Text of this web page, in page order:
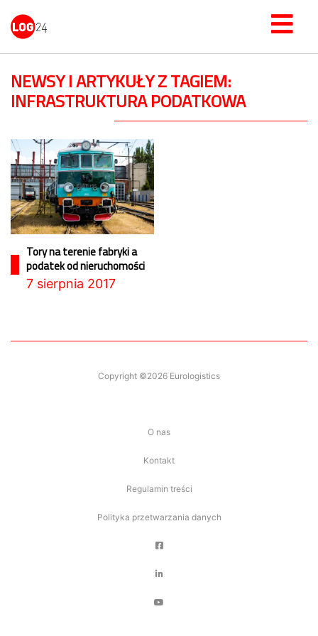
NEWSY I ARTYKUŁY Z TAGIEM:
INFRASTRUKTURA PODATKOWA
Tory na terenie fabryki a
podatek od nieruchomości
7 sierpnia 2017
Copyright ©2026 Eurologistics
O nas
Kontakt
Regulamin treści
Polityka przetwarzania danych